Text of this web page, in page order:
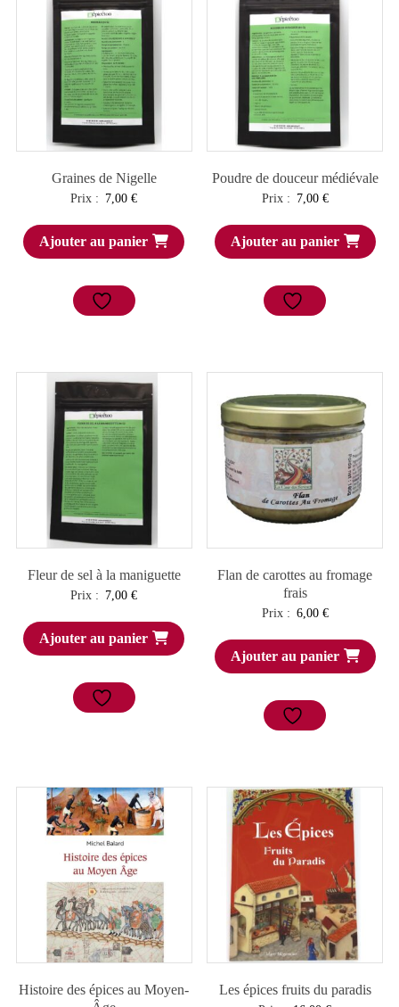
Graines de Nigelle
Prix : 7,00€
Ajouter au panier
Poudre de douceur médiévale
Prix : 7,00 €
Ajouter au panier
Fleur de sel à la maniguette
Prix : 7,00€
Ajouter au panier
Flan de carottes au fromage
frais
Prix : 6,00 €
Ajouter au panier
Histoire des épices au Moyen-
Les épices fruits du paradis